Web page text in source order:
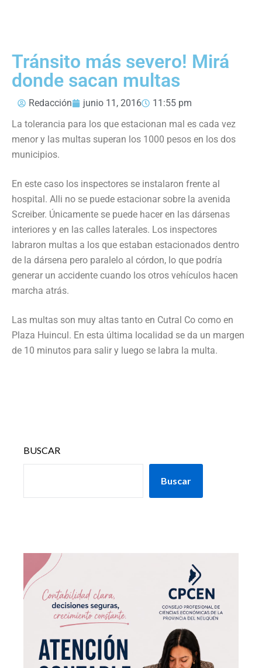
Tránsito más severo! Mirá
donde sacan multas
Redacción junio 11, 2016
11:55 pm
La tolerancia para los que estacionan mal es cada vez
menor y las multas superan los 1000 pesos en los dos
municipios.
En este caso los inspectores se instalaron frente al
hospital. Alli no se puede estacionar sobre la avenida
Screiber. Únicamente se puede hacer en las dársenas
interiores y en las calles laterales. Los inspectores
labraron multas a los que estaban estacionados dentro
de la dársena pero paralelo al córdon, lo que podría
generar un accidente cuando los otros vehículos hacen
marcha atrás.
Las multas son muy altas tanto en Cutral Co como en
Plaza Huincul. En esta última localidad se da un margen
de 10 minutos para salir y luego se labra la multa.
BUSCAR
Buscar